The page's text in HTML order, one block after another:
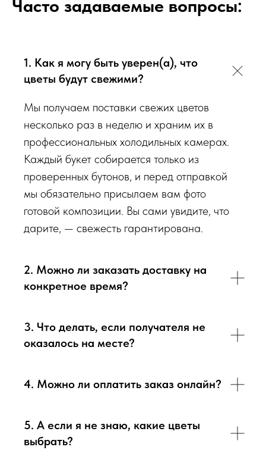
просим четко следовать инструкции, чтобы цветы
Мы подходим к каждой доставке цветов индивидуально
исходя из ассортимента свежих цветов, которые есть в
определенный букет - Вы передаете нам ваши пожелания по
виду букета (Приблизительному размеру букета, цветовой
гаммы, формату), после заказа с Вами сразу свяжется наш
администратор для уточнения деталей заказа.
Перед тем как отправить букет на доставку мы
обязательно пришлем Вам на согласование фото и
видео непосредственно того букета, который наш
Доставка цветов в Севастополе . Качественно. Быстро.
Часто задаваемые вопросы:
1. Как я могу быть уверен(а), что
цветы будут свежими?
Мы получаем поставки свежих цветов
несколько раз в неделю и храним их в
профессиональных холодильных камерах.
Каждый букет собирается только из
проверенных бутонов, и перед отправкой
мы обязательно присылаем вам фото
готовой композиции. Вы сами увидите, что
дарите, — свежесть гарантирована.
2. Можно ли заказать доставку на
конкретное время?
3. Что делать, если получателя не
оказалось на месте?
4. Можно ли оплатить заказ онлайн?
5. А если я не знаю, какие цветы
выбрать?